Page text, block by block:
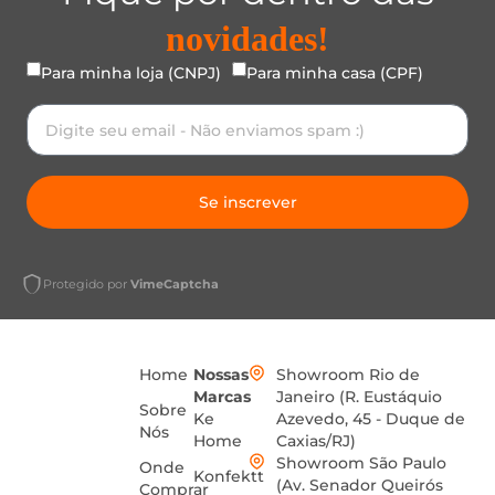
novidades!
Para minha loja (CNPJ) Para minha casa (CPF)
Se inscrever
Protegido por VimeCaptcha
Home
Sobre
Nós
Onde
Comprar
Nossas
Marcas
Ke
Home
Konfektt
Showroom Rio de
Janeiro (R. Eustáquio
Azevedo, 45 - Duque de
Caxias/RJ)
Showroom São Paulo
(Av. Senador Queirós